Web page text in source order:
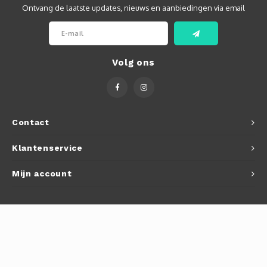
Contact
Ontvang de laatste updates, nieuws en aanbiedingen via email
Volg ons
Klantenservice
Mijn account